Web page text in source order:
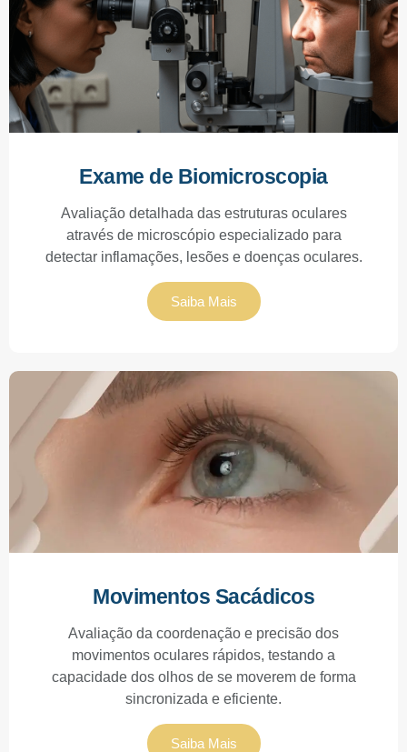
Exame de Biomicroscopia
Avaliação detalhada das estruturas oculares
através de microscópio especializado para
detectar inflamações, lesões e doenças oculares.
Saiba Mais
Movimentos Sacádicos
Avaliação da coordenação e precisão dos
movimentos oculares rápidos, testando a
capacidade dos olhos de se moverem de forma
sincronizada e eficiente.
Saiba Mais